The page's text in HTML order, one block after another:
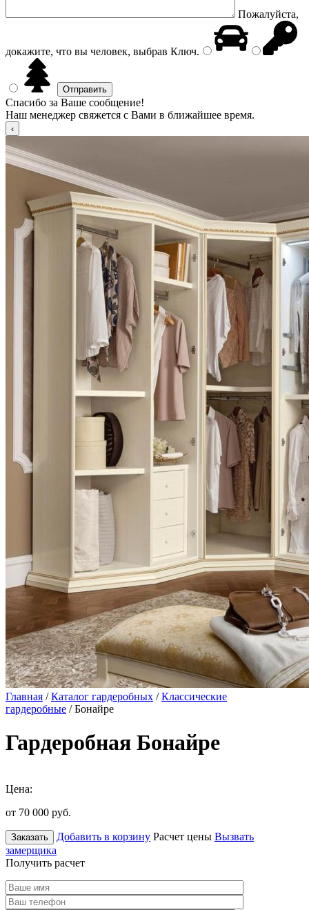
Пожалуйста,
докажите, что вы человек, выбрав Ключ.
Спасибо за Ваше сообщение!
Наш менеджер свяжется с Вами в ближайшее время.
Главная /Каталог гардеробных /Классические
гардеробные / Бонайре
Гардеробная Бонайре
Цена:
от 70 000 руб.
Заказать Добавить в корзину Расчет цены Вызвать
замерщика
Получить расчет